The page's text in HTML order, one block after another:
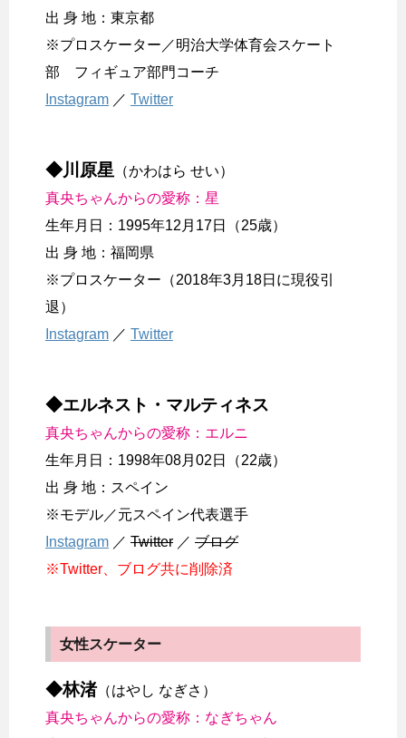
出 身 地：東京都
※プロスケーター／明治大学体育会スケート
部 フィギュア部門コーチ
Instagram ／ Twitter
◆川原星 （かわはら せい）
真央ちゃんからの愛称：星
生年月日：1995年12月17日（25歳）
出 身 地：福岡県
※プロスケーター（2018年3月18日に現役引
退）
Instagram ／ Twitter
◆エルネスト・マルティネス
真央ちゃんからの愛称：エルニ
生年月日：1998年08月02日（22歳）
出 身 地：スペイン
※モデル／元スペイン代表選手
Instagram ／ Twitter ／ ブログ
※Twitter、ブログ共に削除済
女性スケーター
◆林渚（はやし なぎさ）
真央ちゃんからの愛称：なぎちゃん